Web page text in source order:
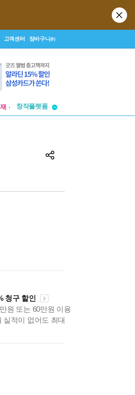
고객센터 장바구니(0)
투비컨티뉴드
청구 할인
원 또는 60만원 이용
실적이 없어도 최대